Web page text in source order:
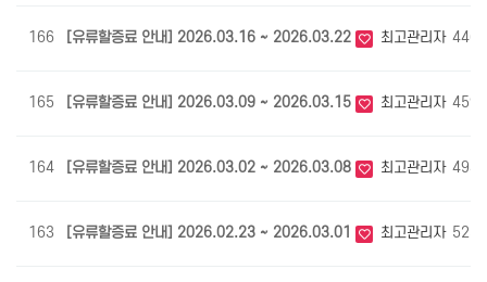
166 [유류할증료 안내] 2026.03.16 ~ 2026.03.22 최고관리자 446
165 [유류할증료 안내] 2026.03.09 ~ 2026.03.15 최고관리자 459
164 [유류할증료 안내] 2026.03.02 ~ 2026.03.08 최고관리자 493
163 [유류할증료 안내] 2026.02.23 ~ 2026.03.01 최고관리자 525